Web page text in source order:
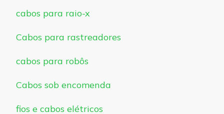
cabos para raio-x
Cabos para rastreadores
cabos para robôs
Cabos sob encomenda
fios e cabos elétricos